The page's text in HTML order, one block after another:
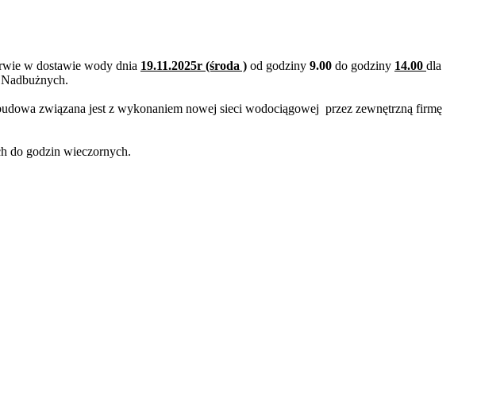
w dostawie wody dnia 19.11.2025r (środa ) od godziny 9.00 do godziny 14.00 dla
związana jest z wykonaniem nowej sieci wodociągowej przez zewnętrzną firmę
do godzin wieczornych.